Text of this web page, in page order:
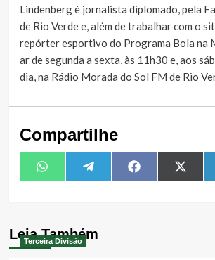
Lindenberg é jornalista diplomado, pela
de Rio Verde e, além de trabalhar com o
repórter esportivo do Programa Bola na
ar de segunda a sexta, às 11h30 e, aos
dia, na Rádio Morada do Sol FM de Rio
Compartilhe
Share
on
WhatsAppShare
on
TelegramShare
on
FacebookShare
on
X
Leia Também
Terceira Divisão